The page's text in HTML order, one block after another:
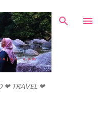
content
❤ TRAVEL ❤